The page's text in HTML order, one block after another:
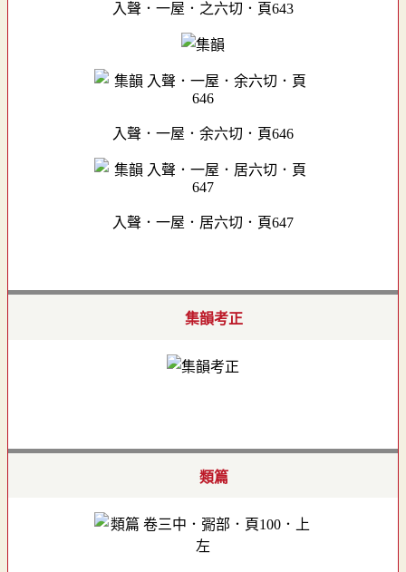
入聲．一屋．之六切．頁643
入聲．一屋．余六切．頁646
入聲．一屋．居六切．頁647
集韻考正
類篇